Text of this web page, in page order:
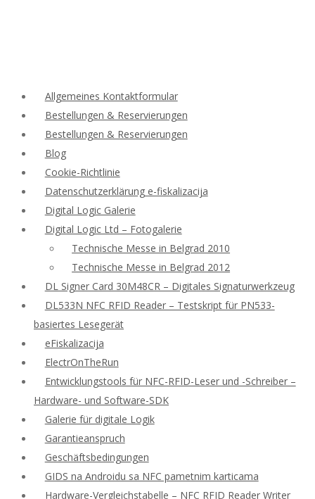
Allgemeines Kontaktformular
Bestellungen & Reservierungen
Bestellungen & Reservierungen
Blog
Cookie-Richtlinie
Datenschutzerklärung e-fiskalizacija
Digital Logic Galerie
Digital Logic Ltd – Fotogalerie
Technische Messe in Belgrad 2010
Technische Messe in Belgrad 2012
DL Signer Card 30M48CR – Digitales Signaturwerkzeug
DL533N NFC RFID Reader – Testskript für PN533-
basiertes Lesegerät
eFiskalizacija
ElectrOnTheRun
Entwicklungstools für NFC-RFID-Leser und -Schreiber –
Hardware- und Software-SDK
Galerie für digitale Logik
Garantieanspruch
Geschäftsbedingungen
GIDS na Androidu sa NFC pametnim karticama
Hardware-Vergleichstabelle – NFC RFID Reader Writer